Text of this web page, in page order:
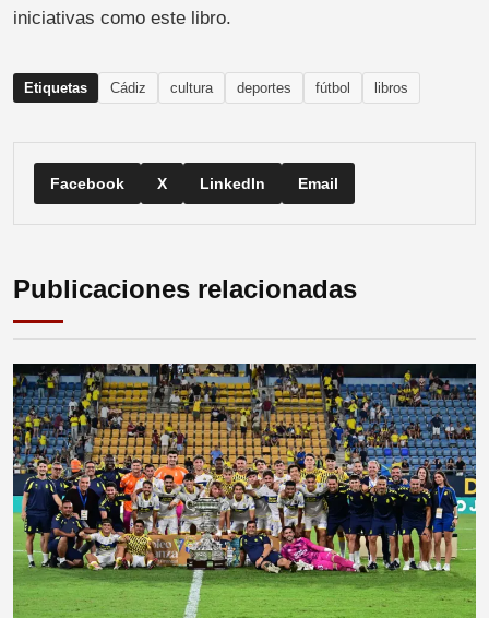
iniciativas como este libro.
Etiquetas Cádiz cultura deportes fútbol libros
Facebook X LinkedIn Email
Publicaciones relacionadas